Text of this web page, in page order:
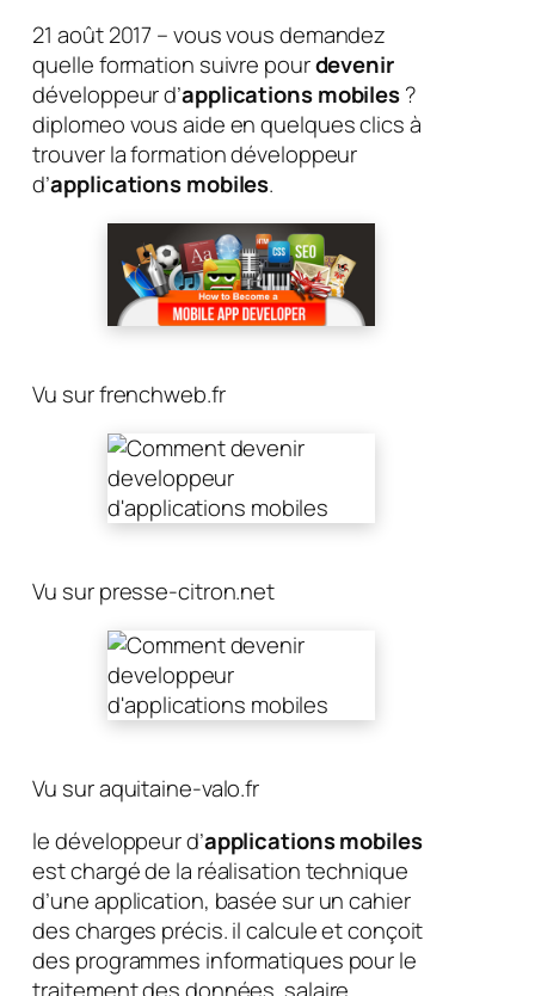
21 août 2017 – vous vous demandez
quelle formation suivre pourdevenir
développeur d’applications mobiles?
diplomeo vous aide en quelques clics à
trouver la formation développeur
d’applications mobiles.
Vu sur frenchweb.fr
Vu sur presse-citron.net
Vu sur aquitaine-valo.fr
le développeur d’applications mobiles
est chargé de la réalisation technique
d’une application, basée sur un cahier
des charges précis. il calcule et conçoit
des programmes informatiques pour le
traitement des données. salaire